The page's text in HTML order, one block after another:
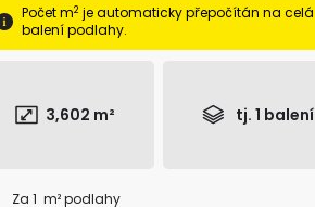
Počet m2 je automaticky přepočítán na celá
balení podlahy.
3,602 m² tj. 1 balení
Za 1 m² podlahy